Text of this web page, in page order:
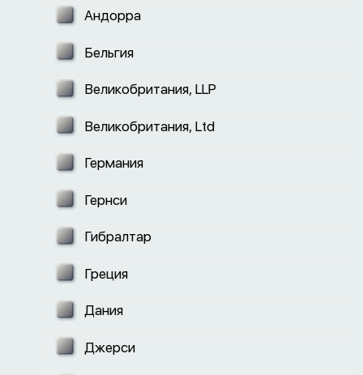
Андорра
Бельгия
Великобритания, LLP
Великобритания, Ltd
Германия
Гернси
Гибралтар
Греция
Дания
Джерси